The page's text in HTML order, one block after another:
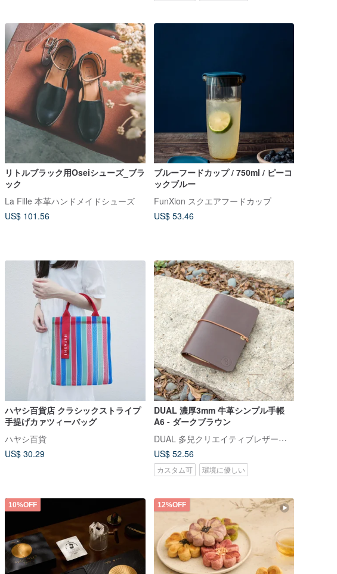
リトルブラック用Oseiシューズ_ブラ
ック
La Fille 本革ハンドメイドシューズ
US$ 101.56
ブルーフードカップ / 750ml / ピーコ
ックブルー
FunXion スクエアフードカップ
US$ 53.46
ハヤシ百貨店 クラシックストライプ
手提げカァツィーバッグ
ハヤシ百貨
US$ 30.29
DUAL 濃厚3mm 牛革シンプル手帳
A6 - ダークブラウン
DUAL 多兒クリエイティブレザーグッズ
US$ 52.56
カスタム可 環境に優しい
10%OFF 12%OFF